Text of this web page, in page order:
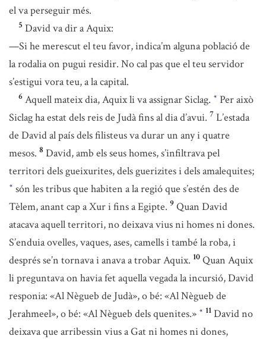
el va perseguir més.
5 David va dir a Aquix:
—Si he merescut el teu favor, indica’m alguna població de
la rodalia on pugui residir. No cal pas que el teu servidor
s’estigui vora teu, a la capital.
6 Aquell mateix dia, Aquix li va assignar Siclag. * Per això
Siclag ha estat dels reis de Judà fins al dia d’avui. 7 L’estada
de David al país dels filisteus va durar un any i quatre
mesos. 8 David, amb els seus homes, s’infiltrava pel
territori dels gueixurites, dels guerizites i dels amalequites;
* són les tribus que habiten a la regió que s’estén des de
Tèlem, anant cap a Xur i fins a Egipte. 9 Quan David
atacava aquell territori, no deixava vius ni homes ni dones.
S’enduia ovelles, vaques, ases, camells i també la roba, i
després se’n tornava i anava a trobar Aquix. 10 Quan Aquix
li preguntava on havia fet aquella vegada la incursió, David
responia: «Al Nègueb de Judà», o bé: «Al Nègueb de
Jerahmeel», o bé: «Al Nègueb dels quenites.» * 11 David no
deixava que arribessin vius a Gat ni homes ni dones,